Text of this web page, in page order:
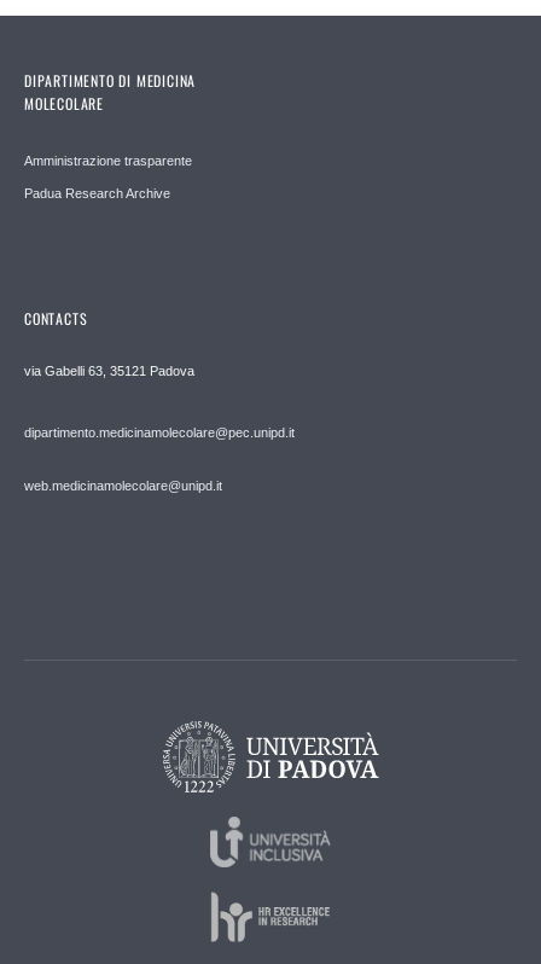
DIPARTIMENTO DI MEDICINA
MOLECOLARE
Amministrazione trasparente
Padua Research Archive
CONTACTS
via Gabelli 63, 35121 Padova
dipartimento.medicinamolecolare@pec.unipd.it
web.medicinamolecolare@unipd.it